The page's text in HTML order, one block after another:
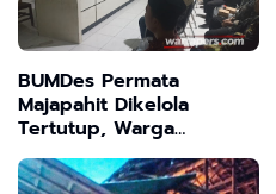
BUMDes Permata
Majapahit Dikelola
Tertutup, Warga
Tanjangrono Tuntut
Kejelasan